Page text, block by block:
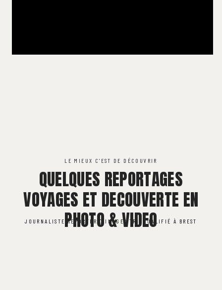
LE MIEUX C'EST DE DÉCOUVRIR
QUELQUES REPORTAGES
VOYAGES ET DECOUVERTE EN
PHOTO & VIDEO
JOURNALISTE REPORTER D'IMAGES TRI-QUALIFIÉ À BREST